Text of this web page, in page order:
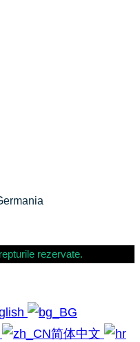
rezervate.
简体中文